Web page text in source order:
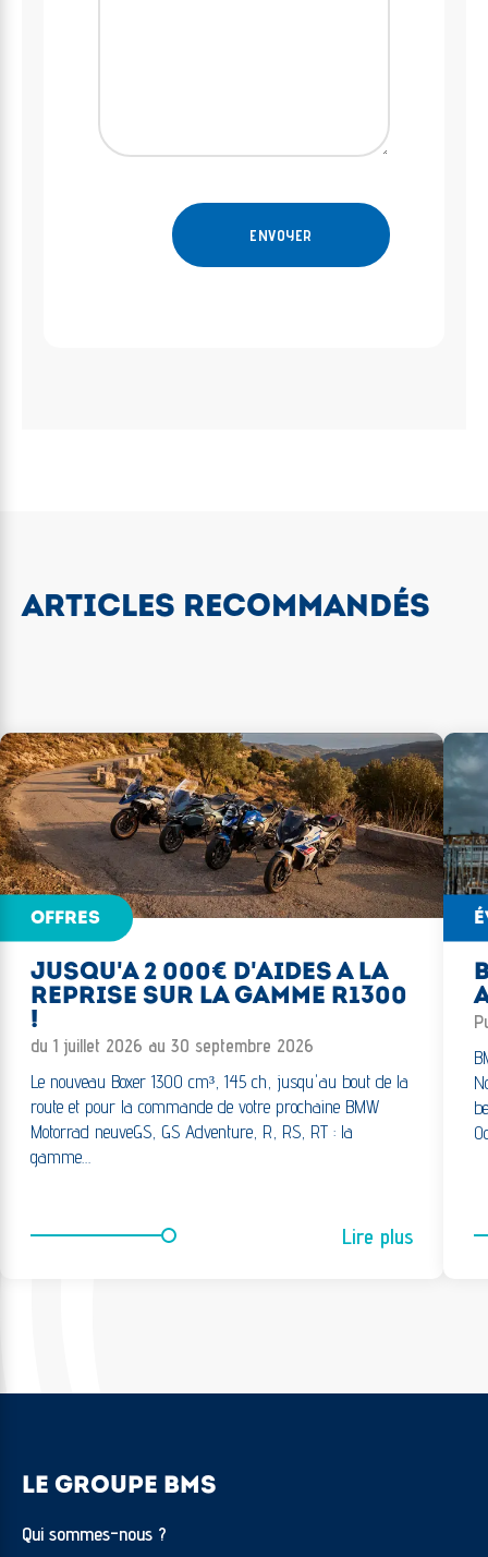
ARTICLES RECOMMANDÉS
OFFRES
JUSQU'A 2 000€ D'AIDES A LA
REPRISE SUR LA GAMME R1300
!
du 1 juillet 2026 au 30 septembre 2026
Le nouveau Boxer 1300 cm³, 145 ch, jusqu'au bout de la
route et pour la commande de votre prochaine BMW
Motorrad neuveGS, GS Adventure, R, RS, RT : la
gamme…
Lire plus
LE GROUPE BMS
Qui sommes-nous ?